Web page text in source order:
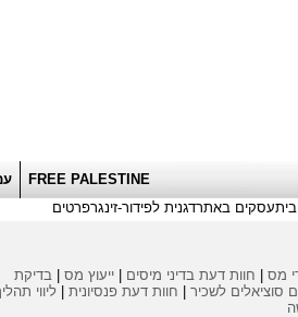
FREE PALESTINE
עסקים באתרדגנית לפידור-זינגרפרטים
מס חוות דעת בדיני מיסים ייעוץ מס
בדיקת
סוציאלים לשכיר
חוות דעת פנסיונית
ליווי